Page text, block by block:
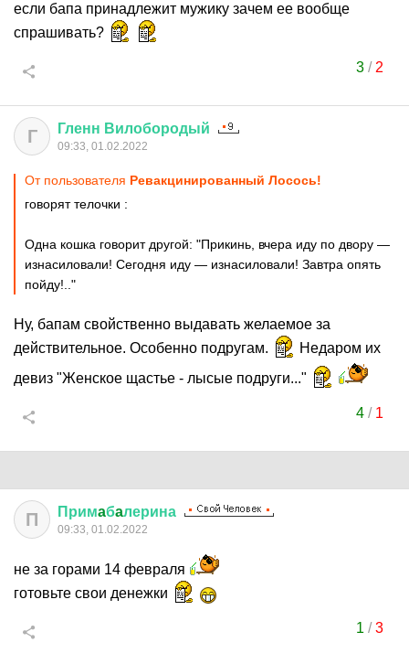
если бапа принадлежит мужику зачем ее вообще
спрашивать?
3/ 2
Г Гленн Вилобородый
09:33, 01.02.2022
От пользователя Ревакцинированный Лосось!
говорят телочки :
Одна кошка говорит другой: "Прикинь, вчера иду по двору —
изнасиловали! Сегодня иду — изнасиловали! Завтра опять
пойду!.."
Ну, бапам свойственно выдавать желаемое за
действительное. Особенно подругам.
Недаром их
девиз "Женское щастье - лысые подруги..."
4/ 1
П Примaбaлерина
09:33, 01.02.2022
не за горами 14 февраля
готовьте свои денежки
1 /3